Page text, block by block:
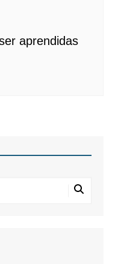
aprendidas